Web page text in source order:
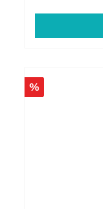
konform und
auf Treffen/
werden)Plug and
Materialmit
Marktführer
Kennzeichen
Wabengrills
(Bitte per Mail
%